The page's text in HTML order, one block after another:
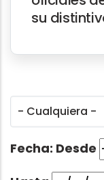
su
Fecha: Desde